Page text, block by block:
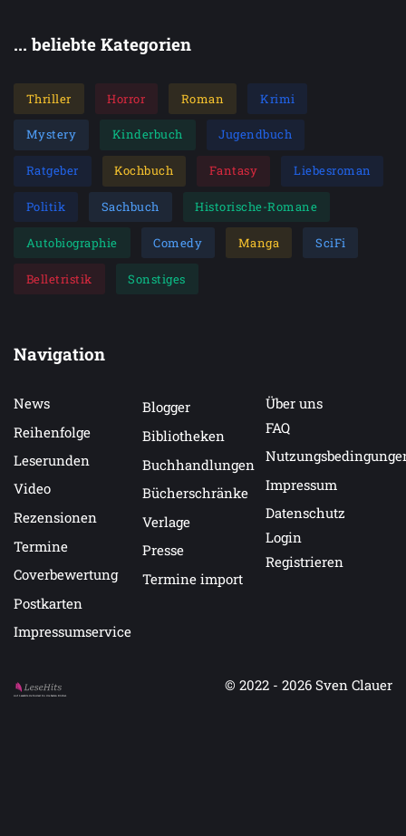
... beliebte Kategorien
Thriller Horror Roman Krimi
Mystery Kinderbuch Jugendbuch
Ratgeber Kochbuch Fantasy Liebesroman
Politik Sachbuch Historische-Romane
Autobiographie Comedy Manga SciFi
Belletristik Sonstiges
Navigation
News
Reihenfolge
Leserunden
Video
Rezensionen
Termine
Coverbewertung
Postkarten
Impressumservice
Blogger
Bibliotheken
Buchhandlungen
Bücherschränke
Verlage
Presse
Termine import
Über uns
FAQ
Impressum
Datenschutz
Login
Registrieren
Auf LeseHits.de findest Du die besten Bücher.
© 2022 - 2026 Sven Clauer